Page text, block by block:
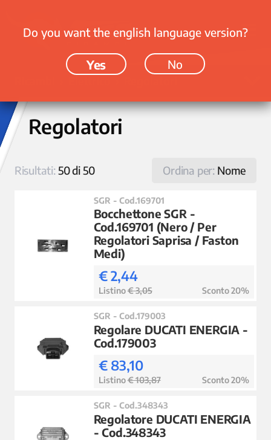
Regolatori
Ordina per: Nome
Risultati:50 di 50
SGR - Cod.169701
Bocchettone SGR -
Cod.169701 (Nero / Per
Regolatori Saprisa / Faston
Medi)
€ 2,44
Listino€ 3,05 Sconto 20%
SGR - Cod.179003
Regolare DUCATI ENERGIA -
Cod.179003
€ 83,10
Listino€ 103,87 Sconto 20%
SGR - Cod.348343
Regolatore DUCATI ENERGIA
- Cod.348343
Do you want the english language version?
Yes No